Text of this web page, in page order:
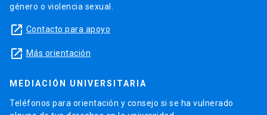
género o violencia sexual.
launch Contacto para apoyo
launch Más orientación
MEDIACIÓN UNIVERSITARIA
Teléfonos para orientación y consejo si se ha vulnerado